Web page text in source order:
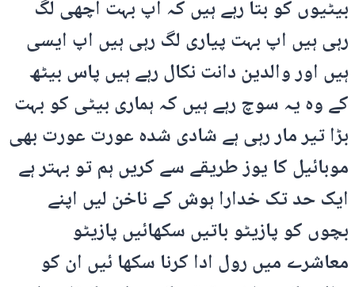
بیٹیوں کو بتا رہے ہیں کہ اپ بہت اچھی لگ
رہی ہیں اپ بہت پیاری لگ رہی ہیں اپ ایسی
ہیں اور والدین دانت نکال رہے ہیں پاس بیٹھ
کے وہ یہ سوچ رہے ہیں کہ ہماری بیٹی کو بہت
بڑا تیر مار رہی ہے شادی شدہ عورت عورت بھی
موبائیل کا یوز طریقے سے کریں ہم تو بہتر ہے
ایک حد تک خدارا ہوش کے ناخن لیں اپنے
بچوں کو پازیٹو باتیں سکھائیں پازیٹو
معاشرے میں رول ادا کرنا سکھا ئیں ان کو